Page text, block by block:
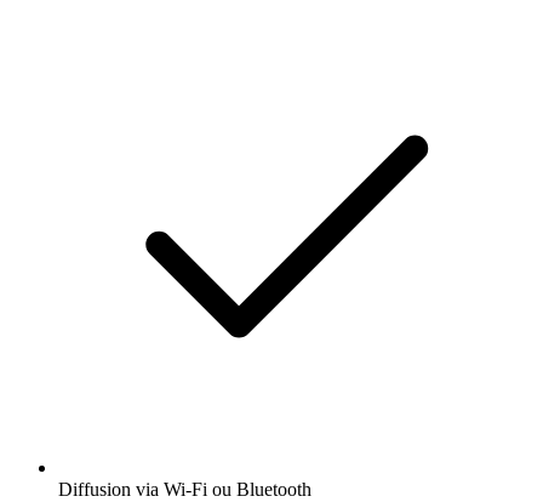
Diffusion via Wi-Fi ou Bluetooth